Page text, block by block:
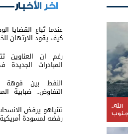
جنوب
اخر الأخبار
عندما تُباع القضايا
كيف يقود الارتهان
رغم ان العناوين
المبادرات الجديدة
النفط بين فوهة
التفاوض.. ضبابية
الإيراني تعيد
العالمية
نتنياهو يرفض
رفضه لمسودة أمريكية